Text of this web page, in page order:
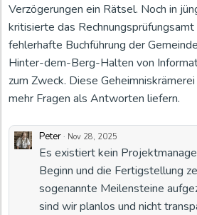
Verzögerungen ein Rätsel. Noch in
kritisierte das
fehlerhafte Buchführung der
Hinter-dem-Berg-Halten von
zum Zweck. Diese
mehr Fragen als Antworten liefern.
Peter · Nov 28, 2025
Es existiert kein
Beginn und die Fertigstellung
sogenannte Meilensteine
sind wir planlos und nicht